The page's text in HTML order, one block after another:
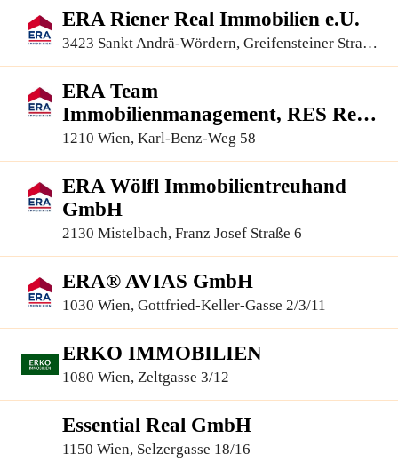
ERA Riener Real Immobilien e.U.
3423 Sankt Andrä-Wördern, Greifensteiner Straße
ERA Team
Immobilienmanagement, RES Real
Estate Services GmbH
1210 Wien, Karl-Benz-Weg 58
ERA Wölfl Immobilientreuhand
GmbH
2130 Mistelbach, Franz Josef Straße 6
ERA® AVIAS GmbH
1030 Wien, Gottfried-Keller-Gasse 2/3/11
ERKO IMMOBILIEN
1080 Wien, Zeltgasse 3/12
Essential Real GmbH
1150 Wien, Selzergasse 18/16